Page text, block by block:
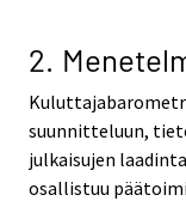
2.
suunnitteluun,
julkaisujen
osallistuu